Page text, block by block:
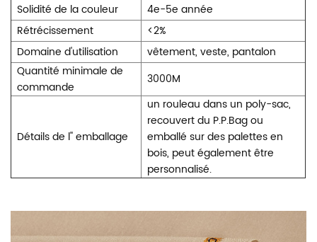
Solidité de la couleur
4e-5e année
Rétrécissement
<2%
Domaine d'utilisation
vêtement, veste, pantalon
Quantité minimale de
commande
3000M
Détails de l'' emballage
un rouleau dans un poly-sac,
recouvert du P.P.Bag ou
emballé sur des palettes en
bois, peut également être
personnalisé.